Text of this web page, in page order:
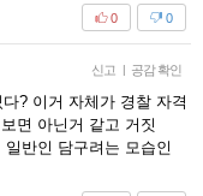
0
0
신고 | 공감 확인
? 이거 자체가 경찰 자격
면 아닌거 같고 거짓
반인 담구려는 모습인